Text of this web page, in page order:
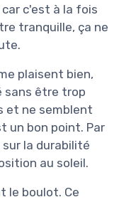
c'est à la fois
tranquille, ça ne
plaisent bien,
sans être trop
et ne semblent
un bon point. Par
la durabilité
au soleil.
le boulot. Ce